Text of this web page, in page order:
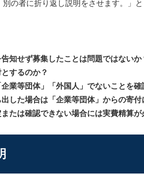
の者に折り返し説明をさせます。」と
知せず募集したことは問題ではないか
するのか？
業等団体」「外国人」でないことを確
した場合は「企業等団体」からの寄付
たは確認できない場合には実費精算が